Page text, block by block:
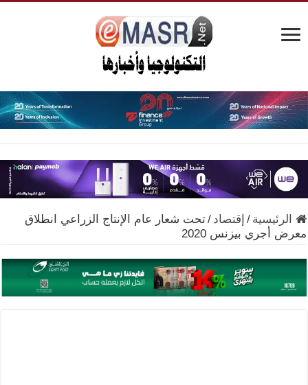
الرئيسية / إقتصاد / تحت شعار عام الإنتاج الزراعي انطلاق
معرض أجري بيزنس 2020